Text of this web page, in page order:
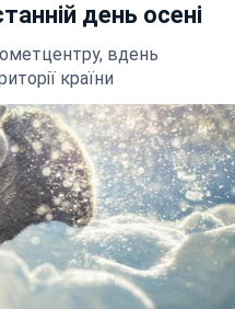
день осені
вдень
країни